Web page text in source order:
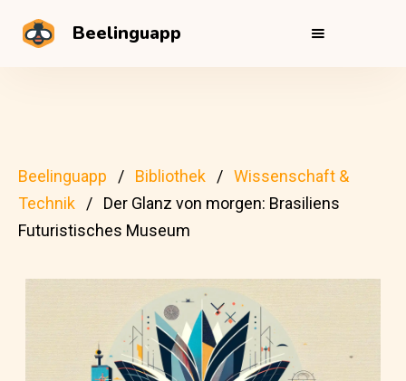
Beelinguapp
Beelinguapp Bibliothek
Wissenschaft &
Technik
Der Glanz von morgen: Brasiliens
Futuristisches Museum